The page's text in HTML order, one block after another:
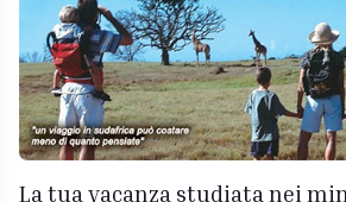
La tua vacanza studiata nei